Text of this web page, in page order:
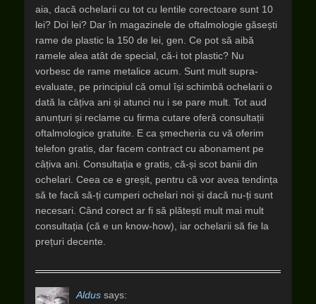
aia, dacă ochelarii cu tot cu lentile corectoare sunt 10
lei? Doi lei? Dar în magazinele de oftalmologie găsești
rame de plastic la 150 de lei, gen. Ce pot să aibă
ramele alea atât de special, că-i tot plastic? Nu
vorbesc de rame metalice acum. Sunt mult supra-
evaluate, pe principiul că omul își schimbă ochelarii o
dată la câțiva ani și atunci nu i se pare mult. Tot aud
anunțuri și reclame cu firma cutare oferă consultații
oftalmologice gratuite. E ca șmecheria cu vă oferim
telefon gratis, dar facem contract cu abonament pe
câțiva ani. Consultația e gratis, că-și scot banii din
ochelari. Ceea ce e greșit, pentru că vor avea tendința
să te facă să-ți cumperi ochelari noi și dacă nu-ți sunt
necesari. Când corect ar fi să plătești mult mai mult
consultația (că e un know-how), iar ochelarii să fie la
prețuri decente.
Aldus says: